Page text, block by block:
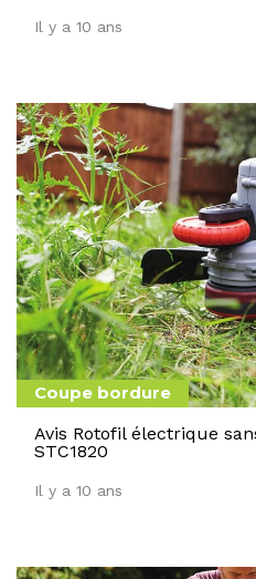
Il y a 10 ans
Coupe bordure
Avis Rotofil électrique
STC1820
Il y a 10 ans